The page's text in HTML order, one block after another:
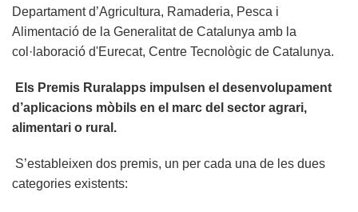
Departament d’Agricultura, Ramaderia, Pesca i
Alimentació de la Generalitat de Catalunya amb la
col·laboració d'Eurecat, Centre Tecnològic de Catalunya.
Els Premis Ruralapps impulsen el desenvolupament
d’aplicacions mòbils en el marc del sector agrari,
alimentari o rural.
S’estableixen dos premis, un per cada una de les dues
categories existents: